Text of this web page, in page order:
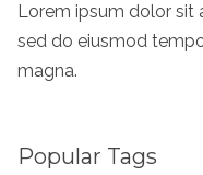
Lorem ipsum dolor sit
sed do eiusmod
magna.
Popular Tags